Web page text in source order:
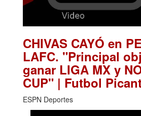
CHIVAS CAYÓ en
LAFC. "Principal
ganar LIGA MX y
CUP" | Futbol
ESPN Deportes